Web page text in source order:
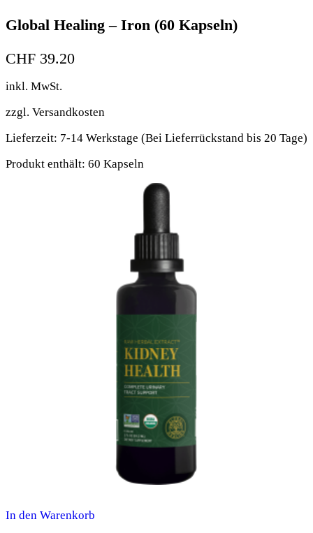
Global Healing – Iron (60 Kapseln)
CHF 39.20
inkl. MwSt.
zzgl. Versandkosten
Lieferzeit: 7-14 Werkstage (Bei Lieferrückstand bis 20 Tage)
Produkt enthält: 60 Kapseln
In den Warenkorb